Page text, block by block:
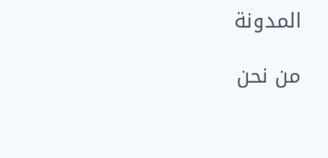
المدونة
من نحن